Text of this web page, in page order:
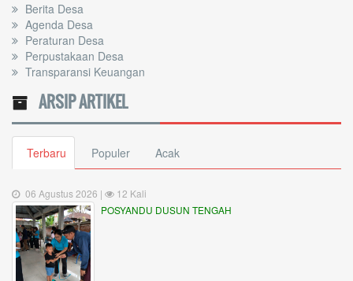
Berita Desa
Agenda Desa
Peraturan Desa
Perpustakaan Desa
Transparansi Keuangan
ARSIP ARTIKEL
Terbaru Populer Acak
06 Agustus 2026 |
12 Kali
POSYANDU DUSUN TENGAH